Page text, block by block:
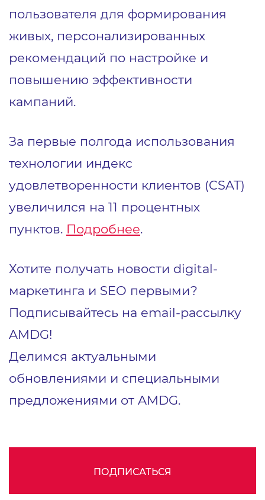
пользователя для формирования
живых, персонализированных
рекомендаций по настройке и
повышению эффективности
кампаний.
За первые полгода использования
технологии индекс
удовлетворенности клиентов (CSAT)
увеличился на 11 процентных
пунктов. Подробнее.
Хотите получать новости digital-
маркетинга и SEO первыми?
Подписывайтесь на email-рассылку
AMDG!
Делимся актуальными
обновлениями и специальными
предложениями от AMDG.
ПОДПИСАТЬСЯ